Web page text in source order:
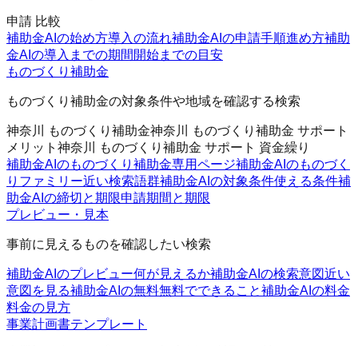
申請 比較
補助金AIの始め方導入の流れ補助金AIの申請手順進め方補助
金AIの導入までの期間 開始までの目安
ものづくり補助金
ものづくり補助金の対象条件や地域を確認する検索
神奈川 ものづくり補助金神奈川 ものづくり補助金 サポート
メリット 神奈川 ものづくり補助金 サポート 資金繰り
補助金AIのものづくり補助金専用ページ補助金AIのものづく
りファミリー近い検索語群補助金AIの対象条件使える条件補
助金AIの締切と期限申請期間と期限
プレビュー・見本
事前に見えるものを確認したい検索
補助金AIのプレビュー何が見えるか補助金AIの検索意図近い
意図を見る補助金AIの無料無料でできること補助金AIの料金
料金の見方
事業計画書テンプレート